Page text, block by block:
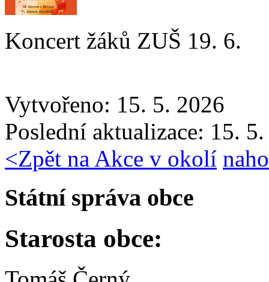
Koncert žáků ZUŠ 19. 6.
Vytvořeno: 15. 5. 2026
Poslední aktualizace: 15.
<Zpět na Akce v okolí
Státní správa obce
Starosta obce: